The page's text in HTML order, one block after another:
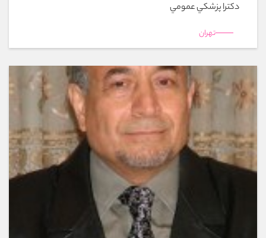
دکترا پزشکي عمومي
تهران